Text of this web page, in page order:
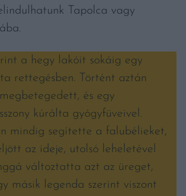
Tapolca vagy
a hegy lakóit sokáig egy
rettegésben. Történt aztán
és egy
kúrálta gyógyfüveivel.
mindig segítette a falubélieket,
az ideje, utolsó leheletével
változtatta azt az üreget,
másik legenda szerint viszont